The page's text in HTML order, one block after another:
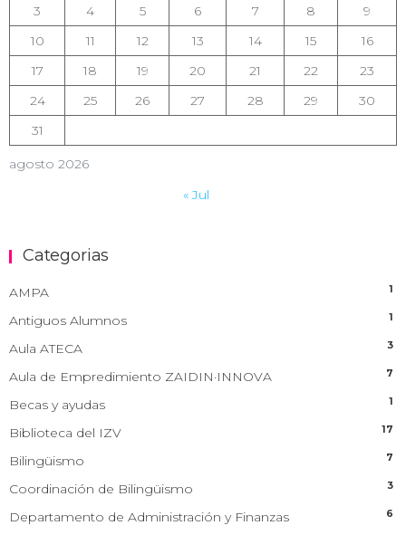
agosto 2026
3 4 5 6 7 8
9
10
11 12 13 14 15
16
17
18 19 20 21 22
23
24
25 26 27 28 29
30
31
« Jul
Categorias
AMPA 1
Antiguos Alumnos 1
Aula ATECA 3
Aula de Empredimiento ZAIDIN·INNOVA 7
Becas y ayudas 1
Biblioteca del IZV 17
Bilingüismo 7
Coordinación de Bilingüismo 3
Departamento de Administración y Finanzas 6